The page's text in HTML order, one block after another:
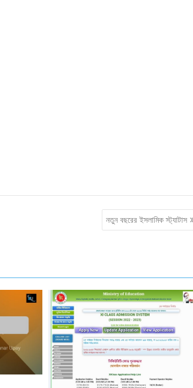
নতুন বছরের ইসলামিক স্ট্যাটাস